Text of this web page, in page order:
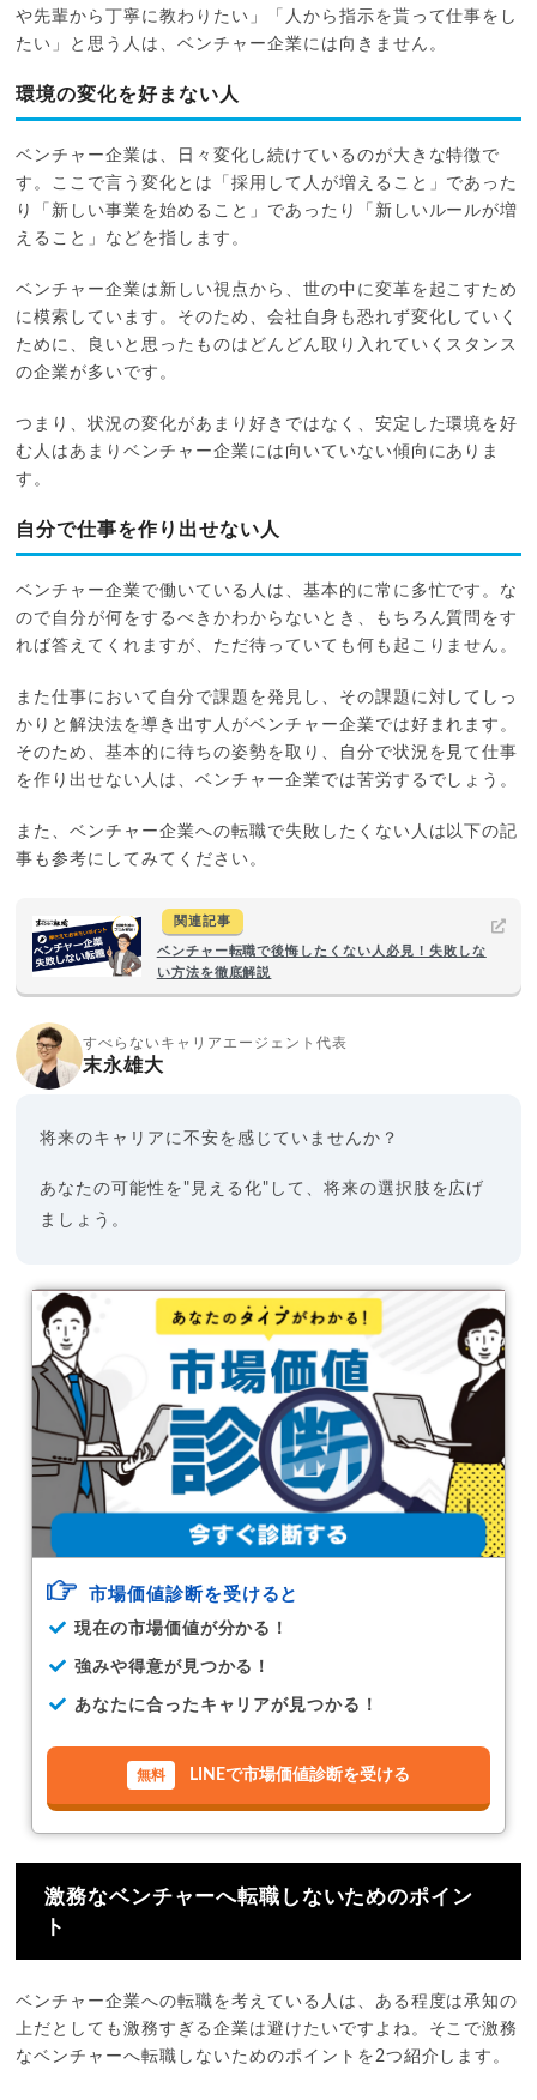
や先輩から丁寧に教わりたい」「人から指示を貰って仕事をし
たい」と思う人は、ベンチャー企業には向きません。
環境の変化を好まない人
ベンチャー企業は、日々変化し続けているのが大きな特徴で
す。ここで言う変化とは「採用して人が増えること」であった
り「新しい事業を始めること」であったり「新しいルールが増
えること」などを指します。
ベンチャー企業は新しい視点から、世の中に変革を起こすため
に模索しています。そのため、会社自身も恐れず変化していく
ために、良いと思ったものはどんどん取り入れていくスタンス
の企業が多いです。
つまり、状況の変化があまり好きではなく、安定した環境を好
む人はあまりベンチャー企業には向いていない傾向にありま
す。
自分で仕事を作り出せない人
ベンチャー企業で働いている人は、基本的に常に多忙です。な
ので自分が何をするべきかわからないとき、もちろん質問をす
れば答えてくれますが、ただ待っていても何も起こりません。
また仕事において自分で課題を発見し、その課題に対してしっ
かりと解決法を導き出す人がベンチャー企業では好まれます。
そのため、基本的に待ちの姿勢を取り、自分で状況を見て仕事
を作り出せない人は、ベンチャー企業では苦労するでしょう。
また、ベンチャー企業への転職で失敗したくない人は以下の記
事も参考にしてみてください。
関連記事
ベンチャー転職で後悔したくない人必見！失敗しな
い方法を徹底解説
すべらないキャリアエージェント代表
末永雄大
将来のキャリアに不安を感じていませんか？
あなたの可能性を"見える化"して、将来の選択肢を広げ
ましょう。
市場価値診断を受けると
現在の市場価値が分かる！
強みや得意が見つかる！
あなたに合ったキャリアが見つかる！
LINEで市場価値診断を受ける
激務なベンチャーへ転職しないためのポイン
ト
ベンチャー企業への転職を考えている人は、ある程度は承知の
上だとしても激務すぎる企業は避けたいですよね。そこで激務
なベンチャーへ転職しないためのポイントを2つ紹介します。